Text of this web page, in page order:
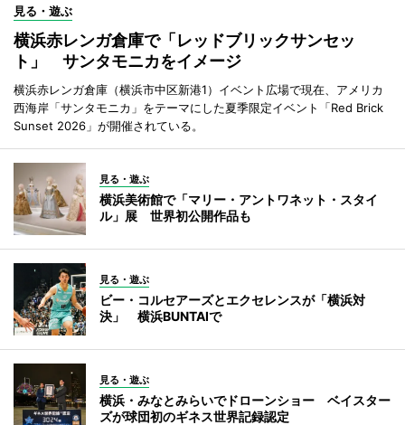
見る・遊ぶ
横浜赤レンガ倉庫で「レッドブリックサンセッ
ト」 サンタモニカをイメージ
横浜赤レンガ倉庫（横浜市中区新港1）イベント広場で現在、アメリカ
西海岸「サンタモニカ」をテーマにした夏季限定イベント「Red Brick
Sunset 2026」が開催されている。
見る・遊ぶ
横浜美術館で「マリー・アントワネット・スタイ
ル」展 世界初公開作品も
見る・遊ぶ
ビー・コルセアーズとエクセレンスが「横浜対
決」 横浜BUNTAIで
見る・遊ぶ
横浜・みなとみらいでドローンショー ベイスター
ズが球団初のギネス世界記録認定